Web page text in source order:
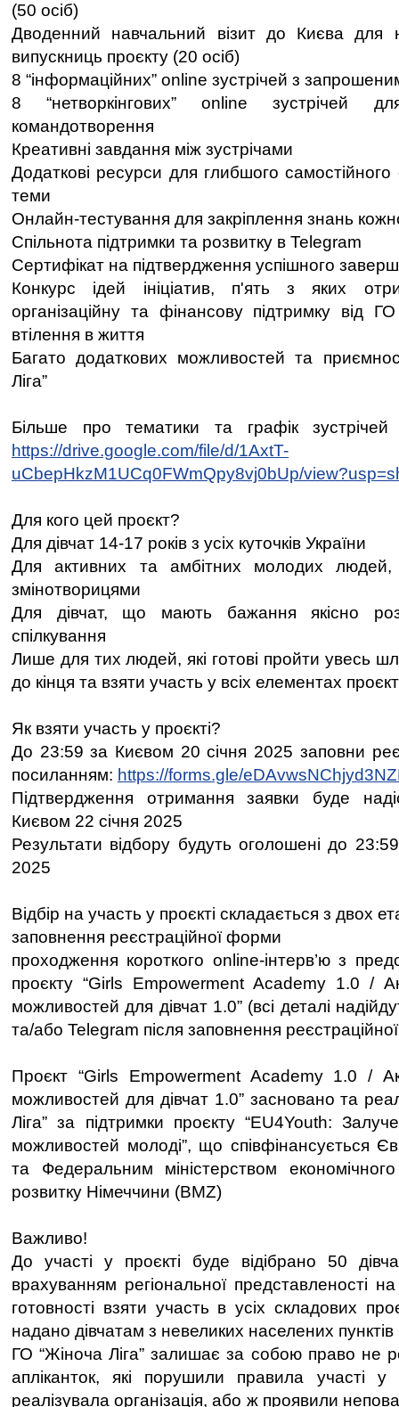
(50 осіб)
Дводенний навчальний візит до Києва для
випускниць проєкту (20 осіб)
8 “інформаційних” online зустрічей з
8 “нетворкінгових” online зустрічей
командотворення
Креативні завдання між зустрічами
Додаткові ресурси для глибшого
теми
Онлайн-тестування для закріплення знань
Спільнота підтримки та розвитку в Telegram
Сертифікат на підтвердження успішного
Конкурс ідей ініціатив, п'ять з яких
організаційну та фінансову підтримку від
втілення в життя
Багато додаткових можливостей та
Ліга”
Більше про тематики та графік
https://drive.google.com/file/d/1AxtT-
uCbepHkzM1UCq0FWmQpy8vj0bUp/
Для кого цей проєкт?
Для дівчат 14-17 років з усіх куточків України
Для активних та амбітних молодих людей,
змінотворицями
Для дівчат, що мають бажання якісно
спілкування
Лише для тих людей, які готові пройти увесь
до кінця та взяти участь у всіх елементах
Як взяти участь у проєкті?
До 23:59 за Києвом 20 січня 2025 заповни
посиланням: https://forms.gle/
Підтвердження отримання заявки буде
Києвом 22 січня 2025
Результати відбору будуть оголошені до
2025
Відбір на участь у проєкті складається з двох
заповнення реєстраційної форми
проходження короткого online-інтерв’ю з
проєкту “Girls Empowerment Academy 1.0 /
можливостей для дівчат 1.0” (всі деталі
та/або Telegram після заповнення
Проєкт “Girls Empowerment Academy 1.0 /
можливостей для дівчат 1.0” засновано та
Ліга” за підтримки проєкту “EU4Youth:
можливостей молоді”, що співфінансується
та Федеральним міністерством економічного
розвитку Німеччини (BMZ)
Важливо!
До участі у проєкті буде відібрано 50
врахуванням регіональної представленості
готовності взяти участь в усіх складових
надано дівчатам з невеликих населених пунктів
ГО “Жіноча Ліга” залишає за собою право не
апліканток, які порушили правила участі у
реалізувала організація, або ж проявили